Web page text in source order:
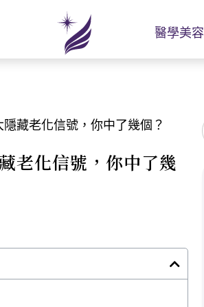
醫學美容
藏老化信號，你中了幾個？
老化信號，你中了幾